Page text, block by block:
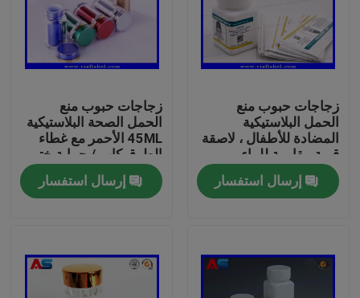
بيت
زجاجات حبوب منع
الحمل البلاستيكية
المضادة للأطفال ، لاصقة
قوية مقاومة للماء
للأقراص الشفوية
إرسال استفسار
زجاجات حبوب منع
الحمل الصحة البلاستيكية
45ML الأحمر مع غطاء
الطوق كاب / حماية ختم
الحساسة
إرسال استفسار